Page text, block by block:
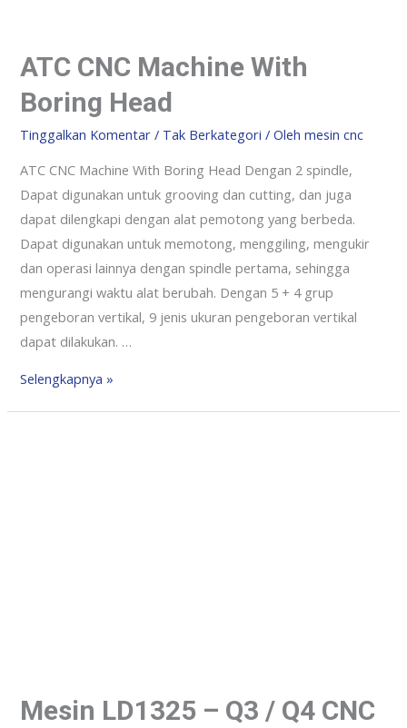
ATC CNC Machine With
Boring Head
Tinggalkan Komentar / Tak Berkategori / Olehmesin cnc
ATC CNC Machine With Boring Head Dengan 2 spindle,
Dapat digunakan untuk grooving dan cutting, dan juga
dapat dilengkapi dengan alat pemotong yang berbeda.
Dapat digunakan untuk memotong, menggiling, mengukir
dan operasi lainnya dengan spindle pertama, sehingga
mengurangi waktu alat berubah. Dengan 5 + 4 grup
pengeboran vertikal, 9 jenis ukuran pengeboran vertikal
dapat dilakukan. …
Selengkapnya »
Mesin LD1325 – Q3 / Q4 CNC